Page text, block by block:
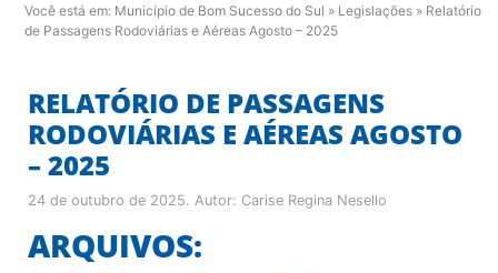
Você está em: Município de Bom Sucesso do Sul » Legislações » Relatório
de Passagens Rodoviárias e Aéreas Agosto – 2025
RELATÓRIO DE PASSAGENS
RODOVIÁRIAS E AÉREAS AGOSTO
– 2025
24 de outubro de 2025. Autor: Carise Regina Nesello
ARQUIVOS: